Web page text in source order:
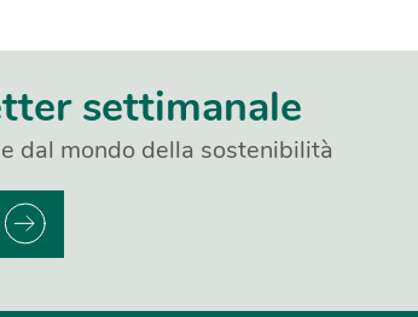
settimanale
dal mondo della sostenibilità